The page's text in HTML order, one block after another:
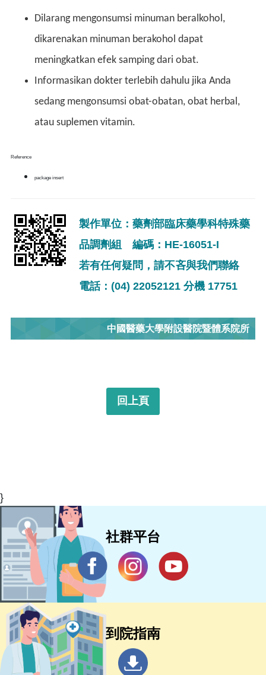
Dilarang mengonsumsi minuman beralkohol,
dikarenakan minuman berakohol dapat
meningkatkan efek samping dari obat.
Informasikan dokter terlebih dahulu jika Anda
sedang mengonsumsi obat-obatan, obat herbal,
atau suplemen vitamin.
Reference
package insert
製作單位：藥劑部臨床藥學科特殊藥
品調劑組 編碼：HE-16051-I
若有任何疑問，請不吝與我們聯絡
電話：(04) 22052121 分機 17751
中國醫藥大學附設醫院暨體系院所
回上頁
}
社群平台
到院指南